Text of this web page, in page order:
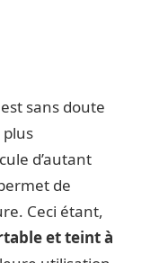
sans doute
plus
d’autant
de
Ceci étant,
et teint à